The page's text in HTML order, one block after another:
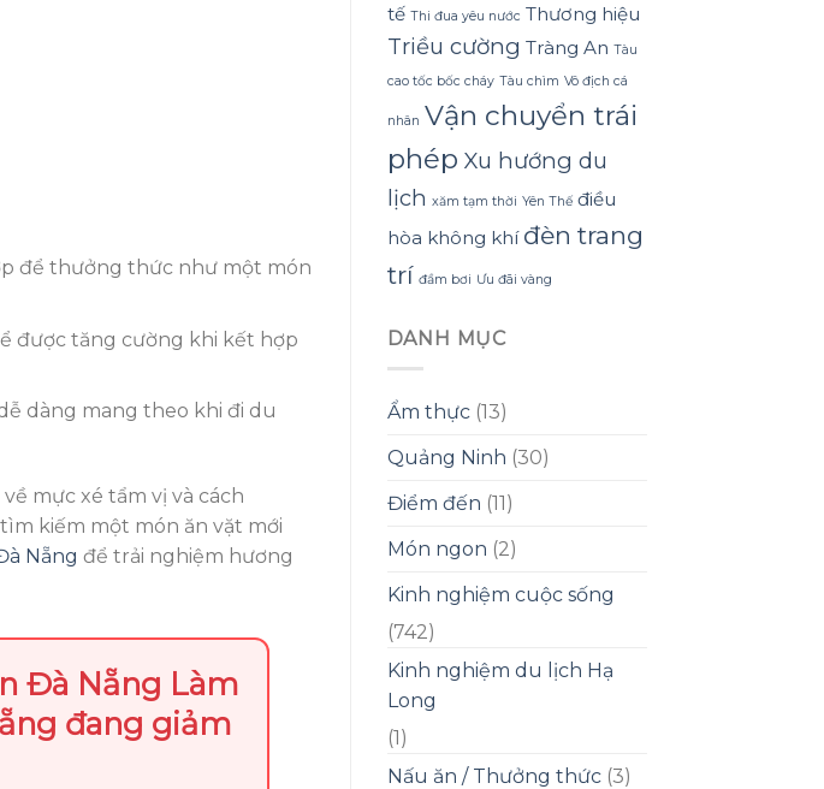
để thưởng thức như một món
được tăng cường khi kết hợp
dàng mang theo khi đi du
mực xé tẩm vị và cách
kiếm một món ăn vặt mới
Nẵng để trải nghiệm hương
Đà Nẵng Làm
đang giảm
tế Thi đua yêu nước Thương hiệu
Triều cường Tràng An Tàu
cao tốc bốc cháy Tàu chìm Vô địch cá
nhân Vận chuyển trái
phép Xu hướng du
lịch xăm tạm thời Yên Thế điều
hòa không khí đèn trang
trí đầm bơi Ưu đãi vàng
DANH MỤC
Ẩm thực(13)
Quảng Ninh (30)
Điểm đến (11)
Món ngon (2)
Kinh nghiệm cuộc sống
(742)
Kinh nghiệm du lịch Hạ
Long
(1)
Nấu ăn / Thưởng thức(3)